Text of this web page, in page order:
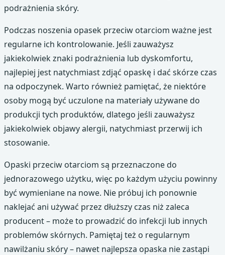
podrażnienia skóry.
Podczas noszenia opasek przeciw otarciom ważne jest
regularne ich kontrolowanie. Jeśli zauważysz
jakiekolwiek znaki podrażnienia lub dyskomfortu,
najlepiej jest natychmiast zdjąć opaskę i dać skórze czas
na odpoczynek. Warto również pamiętać, że niektóre
osoby mogą być uczulone na materiały używane do
produkcji tych produktów, dlatego jeśli zauważysz
jakiekolwiek objawy alergii, natychmiast przerwij ich
stosowanie.
Opaski przeciw otarciom są przeznaczone do
jednorazowego użytku, więc po każdym użyciu powinny
być wymieniane na nowe. Nie próbuj ich ponownie
naklejać ani używać przez dłuższy czas niż zaleca
producent – może to prowadzić do infekcji lub innych
problemów skórnych. Pamiętaj też o regularnym
nawilżaniu skóry – nawet najlepsza opaska nie zastąpi